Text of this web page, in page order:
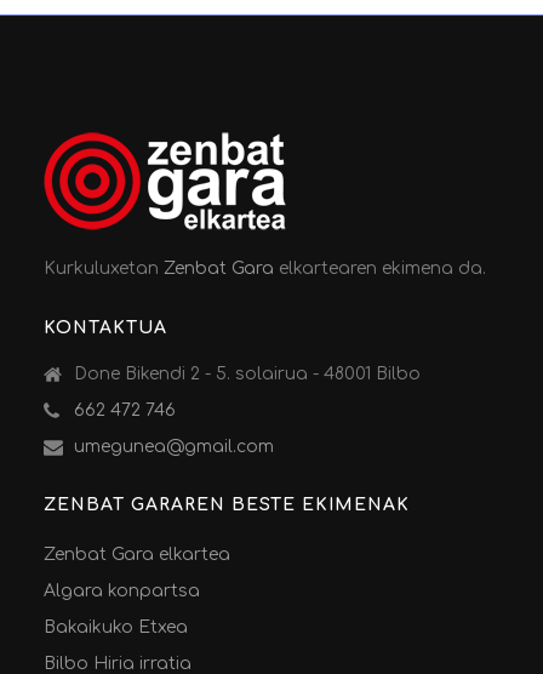
KurkuluxetanZenbat Gara elkartearen ekimena da.
KONTAKTUA
Done Bikendi 2 - 5. solairua - 48001 Bilbo
662 472 746
umegunea@gmail.com
ZENBAT GARAREN BESTE EKIMENAK
Zenbat Gara elkartea
Algara konpartsa
Bakaikuko Etxea
Bilbo Hiria irratia